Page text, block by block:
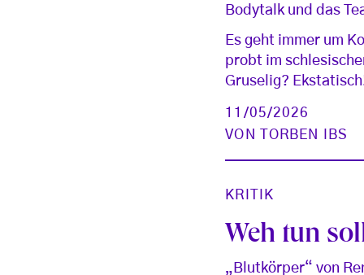
Bodytalk und das
Es geht immer um
probt im
Gruselig?
11/05/2026
VON
TORBEN IBS
KRITIK
Weh tun
„Blutkörper“ von